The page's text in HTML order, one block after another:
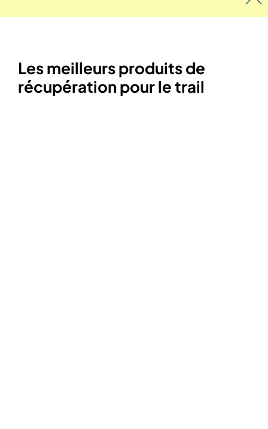
Les meilleurs produits de
récupération pour le trail